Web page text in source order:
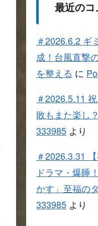
最近のコ
＃2026.6.2 ギ
成！台風直撃
を整える に
＃2026.5.11
敗もまた楽し
333985 より
＃2026.3.31
ドラマ・爆睡
かす」至福の
333985 より